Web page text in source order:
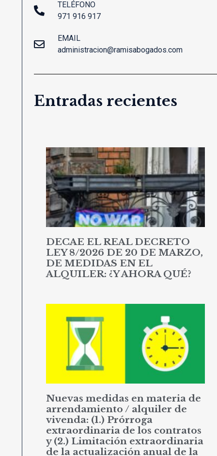
TELÉFONO
971 916 917
EMAIL
administracion@ramisabogados.com
Entradas recientes
DECAE EL REAL DECRETO
LEY 8/2026 DE 20 DE MARZO,
DE MEDIDAS EN EL
ALQUILER: ¿Y AHORA QUÉ?
Nuevas medidas en materia de
arrendamiento / alquiler de
vivenda: (1.) Prórroga
extraordinaria de los contratos
y (2.) Limitación extraordinaria
de la actualización anual de la